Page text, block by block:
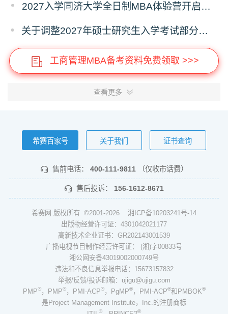
2027入学同济大学全日制MBA体验营开启报名！
关于调整2027年硕士研究生入学考试部分专业考试科目的通知
工商管理MBA备考资料免费领取 >>>
查看更多
希赛百家号 关于我们 证书查询
售前电话： 400-111-9811 （仅收市话费）
售后投诉： 156-1612-8671
希赛网 版权所有 ©2001-2026 湘ICP备10203241号-14
出版物经营许可证：4301042021177
高新技术企业证书：GR202143001539
广播电视节目制作经营许可证： (湘)字00833号
湘公网安备43019002000749号
违法和不良信息举报电话：15673157832
举报/反馈/投诉邮箱：ujigu@ujigu.com
PMP®，PMP®，PMI-ACP®，PgMP®，PMI-ACP®和PMBOK®
是Project Management Institute，Inc.的注册商标
® ®